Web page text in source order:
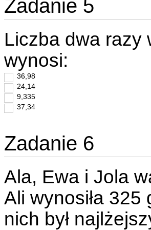
Zadanie 5
Liczba dwa razy
wynosi:
36,98
24,14
9,335
37,34
Zadanie 6
Ala, Ewa i Jola
Ali wynosiła
nich był